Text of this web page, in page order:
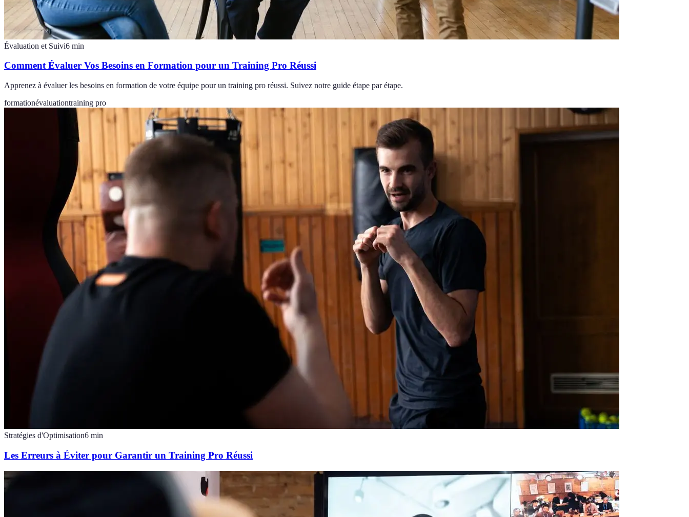
Évaluation et Suivi6 min
Comment Évaluer Vos Besoins en Formation pour un Training Pro Réussi
Apprenez à évaluer les besoins en formation de votre équipe pour un training pro réussi. Suivez notre guide étape par étape.
formationévaluationtraining pro
Stratégies d'Optimisation6 min
Les Erreurs à Éviter pour Garantir un Training Pro Réussi